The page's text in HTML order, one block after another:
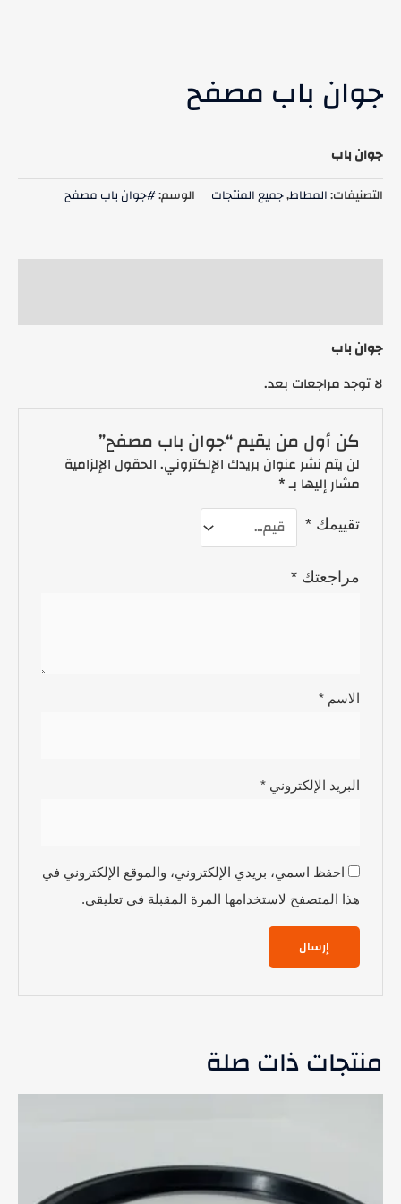
جوان باب مصفح
جوان باب
التصنيفات:المطاط,جميع المنتجات الوسم:#جوان باب مصفح
جوان باب
لا توجد مراجعات بعد.
كن أول من يقيم “جوان باب مصفح”
لن يتم نشر عنوان بريدك الإلكتروني.الحقول الإلزامية
مشار إليها بـ*
تقييمك*
مراجعتك*
الاسم*
البريد الإلكتروني*
احفظ اسمي، بريدي الإلكتروني، والموقع الإلكتروني في
هذا المتصفح لاستخدامها المرة المقبلة في تعليقي.
منتجات ذات صلة